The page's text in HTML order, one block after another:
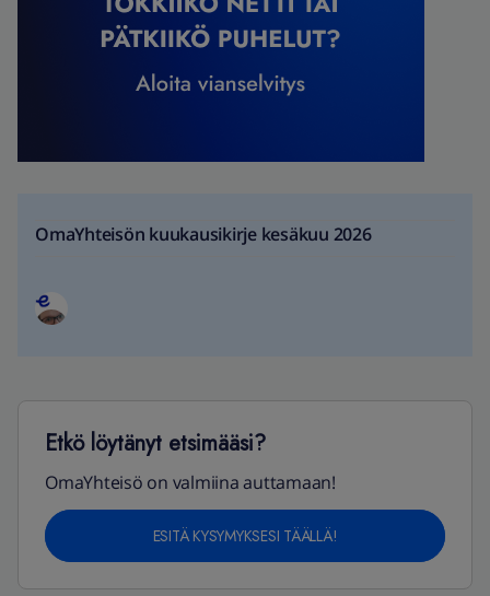
OmaYhteisön kuukausikirje kesäkuu 2026
Etkö löytänyt etsimääsi?
OmaYhteisö on valmiina auttamaan!
ESITÄ KYSYMYKSESI TÄÄLLÄ!